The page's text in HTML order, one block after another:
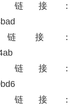
链接：
接：
链接：
链接：